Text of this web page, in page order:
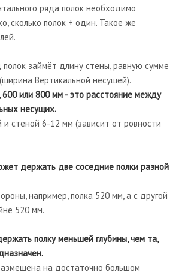
ряда полок необходимо
сколько полок + один. Такое же
полок займёт длину стены, равную сумме
Вертикальной несущей).
или 800 мм - это расстояние между
несущих.
стеной 6-12 мм (зависит от ровности
держать две соседние полки разной
например, полка 520 мм, а с другой
520 мм.
полку меньшей глубины, чем та,
на достаточно большом